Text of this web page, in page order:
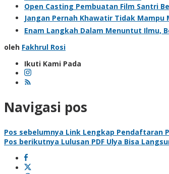
Open Casting Pembuatan Film Santri
Enam Langkah Dalam Menuntut Ilmu,
oleh Fakhrul Rosi
Ikuti Kami Pada
Navigasi pos
Pos sebelumnya Link Lengkap Pendaftaran
Pos berikutnya Lulusan PDF Ulya Bisa